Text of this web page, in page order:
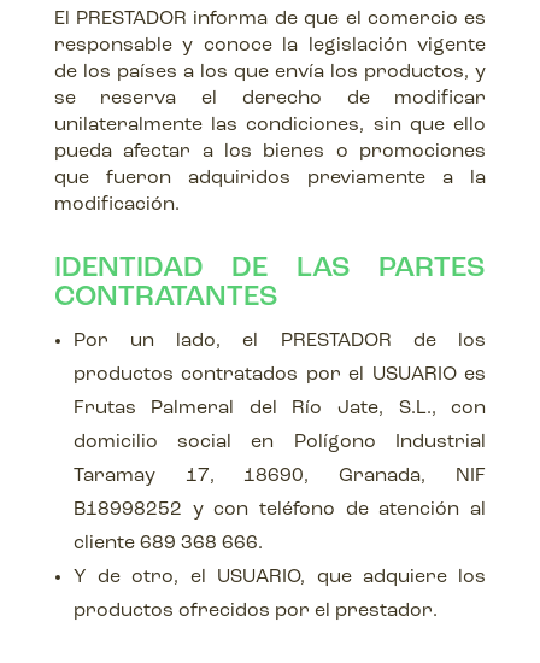
El PRESTADOR informa de que el comercio es
responsable y conoce la legislación vigente
de los países a los que envía los productos, y
se reserva el derecho de modificar
unilateralmente las condiciones, sin que ello
pueda afectar a los bienes o promociones
que fueron adquiridos previamente a la
modificación.
IDENTIDAD DE LAS PARTES
CONTRATANTES
Por un lado, el PRESTADOR de los
productos contratados por el USUARIO es
Frutas Palmeral del Río Jate, S.L., con
domicilio social en Polígono Industrial
Taramay 17, 18690, Granada, NIF
B18998252 y con teléfono de atención al
cliente 689 368 666.
Y de otro, el USUARIO, que adquiere los
productos ofrecidos por el prestador.